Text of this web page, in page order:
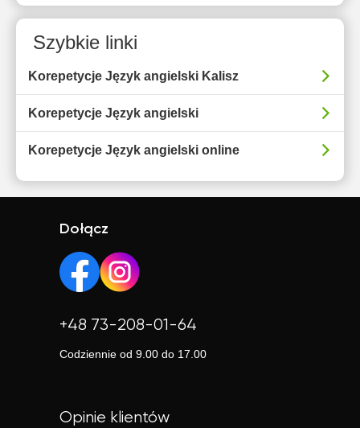
Szybkie linki
Korepetycje Język angielski Kalisz
Korepetycje Język angielski
Korepetycje Język angielski online
Dołącz
+48 73-208-01-64
Codziennie od 9.00 do 17.00
Opinie klientów